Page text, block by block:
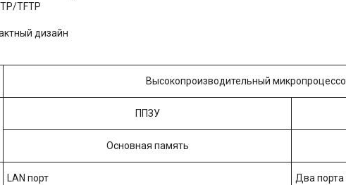
TFTP
дизайн
Высокопроизводительный
ППЗУ
Основная память
LAN порт Два порта